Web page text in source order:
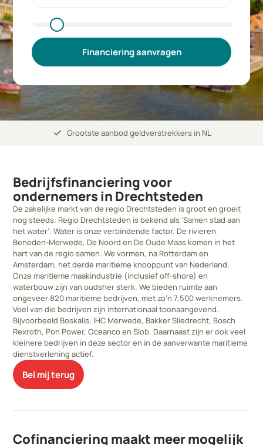
Financiering aanvragen
check Grootste aanbod geldverstrekkers in NL
Bedrijfsfinanciering voor
ondernemers in Drechtsteden
De zakelijke markt van de regio Drechtsteden is groot en groeit
nog steeds. Regio Drechtsteden is bekend als ‘Samen stad aan
het water’. Water is onze verbindende factor. De rivieren
Beneden-Merwede, De Noord en De Oude Maas komen in het
hart van de regio samen. We vormen, na Rotterdam en
Amsterdam, het derde maritieme knooppunt van Nederland.
Onze maritieme maakindustrie (inclusief off-shore) en
waterbouw zijn van oudsher sterk. We bieden ruimte aan
ongeveer 820 maritieme bedrijven, met zo’n 7.500 werknemers.
Veel van die bedrijven zijn internationaal toonaangevend.
Bijvoorbeeld Boskalis, IHC Merwede, Bakker Sliedrecht, Bosch
Rexroth, Pon Power, Oceanco en Slob. Daarnaast zijn er ook veel
kleinere bedrijven in deze sector en in de aanverwante maritieme
dienstverlening actief.
Bel mij terug
Cofinanciering maakt meer mogelijk